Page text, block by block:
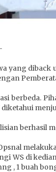
yang diback
berbeda.
diketahui
berhasil
WS di
, 1 buah